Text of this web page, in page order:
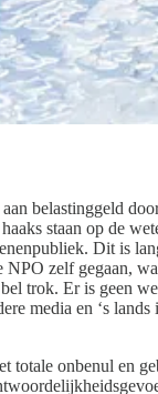
belastinggeld
staan op de
Dit is
NPO zelf gegaan,
trok. Er is geen
media en ‘s lands
totale onbenul en